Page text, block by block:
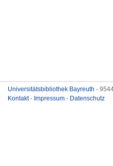
Universitätsbibliothek Bayreuth -
Kontakt- Impressum - Datenschutz